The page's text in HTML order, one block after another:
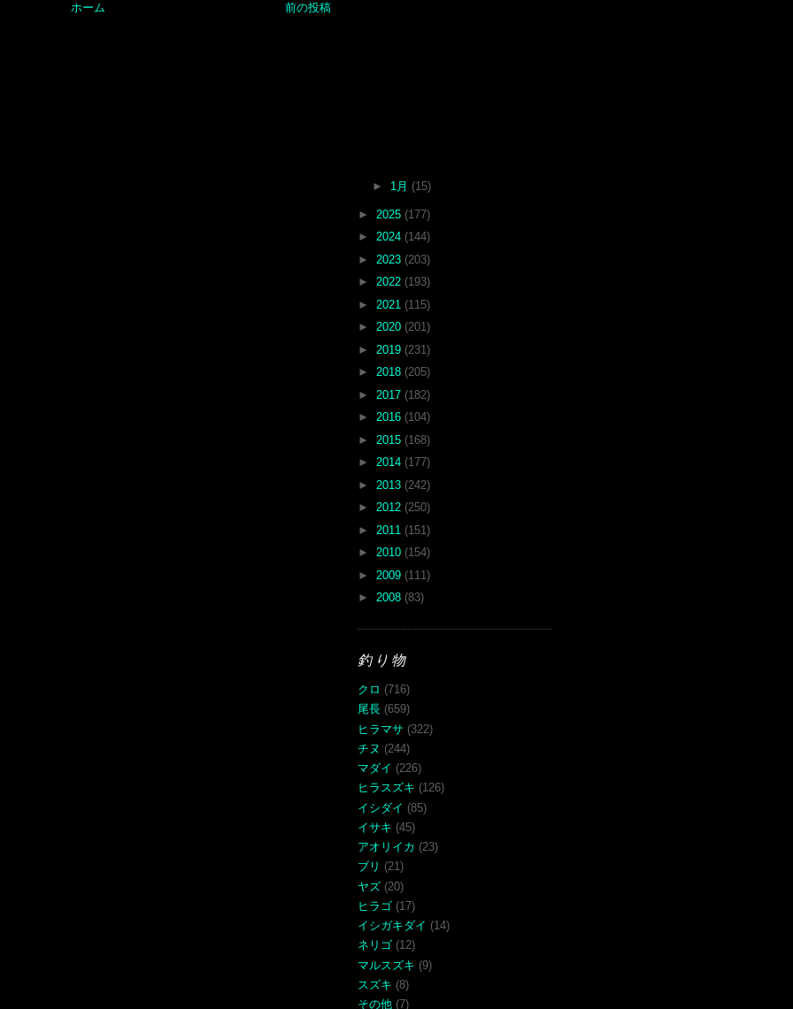
前の投稿
ホーム
► 1月 (15)
► 2025 (177)
► 2024 (144)
► 2023 (203)
► 2022 (193)
► 2021 (115)
► 2020 (201)
► 2019 (231)
► 2018 (205)
► 2017 (182)
► 2016 (104)
► 2015 (168)
► 2014 (177)
► 2013 (242)
► 2012 (250)
► 2011 (151)
► 2010 (154)
► 2009 (111)
► 2008 (83)
釣り物
クロ (716)
尾長 (659)
ヒラマサ (322)
チヌ (244)
マダイ (226)
ヒラスズキ (126)
イシダイ (85)
イサキ (45)
アオリイカ (23)
ブリ (21)
ヤズ (20)
ヒラゴ (17)
イシガキダイ (14)
ネリゴ (12)
マルスズキ (9)
スズキ (8)
その他 (7)